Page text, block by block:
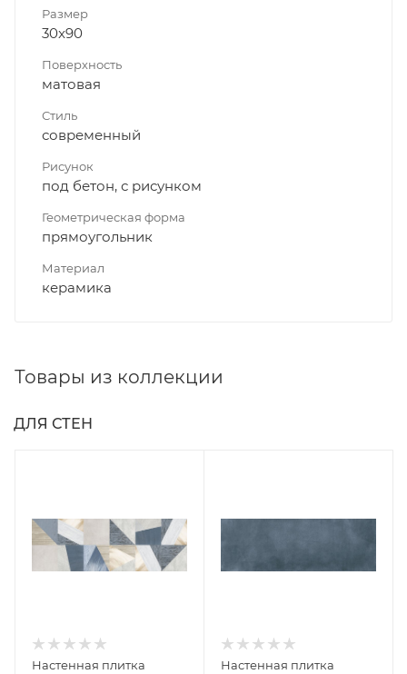
Размер
30x90
Поверхность
матовая
Стиль
современный
Рисунок
под бетон, с рисунком
Геометрическая форма
прямоугольник
Материал
керамика
Товары из коллекции
ДЛЯ СТЕН
Настенная плитка
Настенная плитка